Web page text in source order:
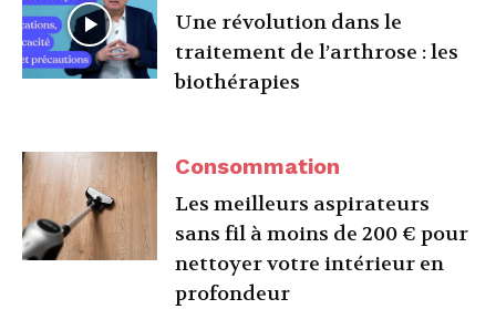
Une révolution dans le
traitement de l’arthrose : les
biothérapies
Consommation
Les meilleurs aspirateurs
sans fil à moins de 200 € pour
nettoyer votre intérieur en
profondeur